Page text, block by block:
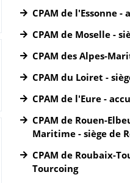
CPAM de l'Essonne -
CPAM de Moselle -
CPAM des Alpes-
CPAM du Loiret -
CPAM de l'Eure -
CPAM de Rouen-
Maritime - siège de
CPAM de Roubaix-
Tourcoing